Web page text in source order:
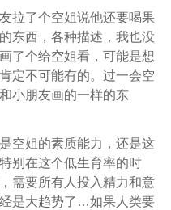
拉了个空姐说他还要喝果
东西，各种描述，我也没
了个给空姐看，可能是想
定不可能有的。过一会空
小朋友画的一样的东
空姐的素质能力，还是这
别在这个低生育率的时
需要所有人投入精力和意
是大趋势了…如果人类要